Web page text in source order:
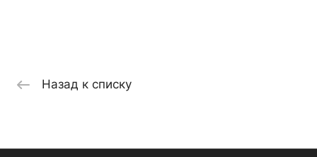
Назад к списку